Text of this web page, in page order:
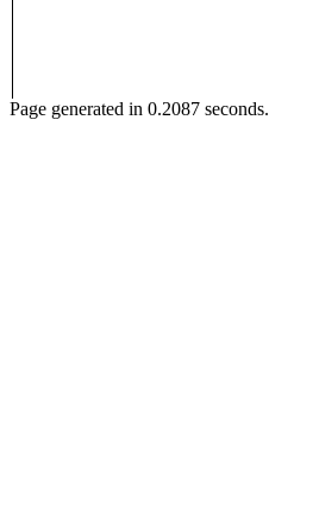
Page generated in 0.2087 seconds.